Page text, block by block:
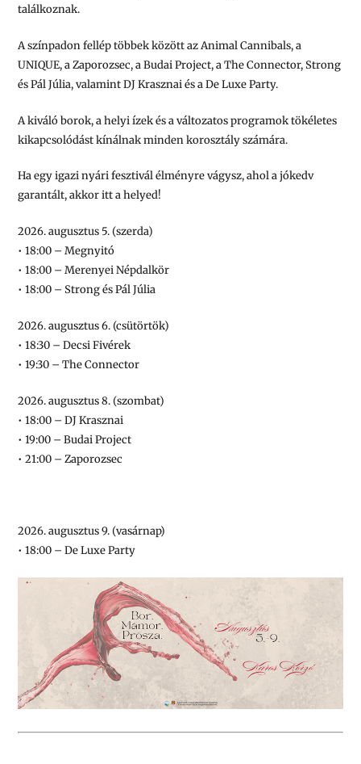
találkoznak.
A színpadon fellép többek között az Animal Cannibals, a
UNIQUE, a Zaporozsec, a Budai Project, a The Connector, Strong
és Pál Júlia, valamint DJ Krasznai és a De Luxe Party.
A kiváló borok, a helyi ízek és a változatos programok tökéletes
kikapcsolódást kínálnak minden korosztály számára.
Ha egy igazi nyári fesztivál élményre vágysz, ahol a jókedv
garantált, akkor itt a helyed!
2026. augusztus 5. (szerda)
• 18:00 – Megnyitó
• 18:00 – Merenyei Népdalkör
• 18:00 – Strong és Pál Júlia
2026. augusztus 6. (csütörtök)
• 18:30 – Decsi Fivérek
• 19:30 – The Connector
2026. augusztus 8. (szombat)
• 18:00 – DJ Krasznai
• 19:00 – Budai Project
• 21:00 – Zaporozsec
2026. augusztus 9. (vasárnap)
• 18:00 – De Luxe Party